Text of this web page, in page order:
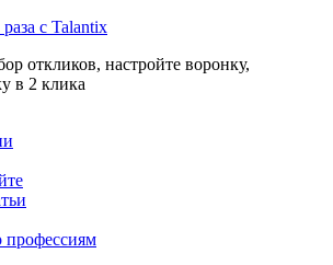
с Talantix
откликов, настройте воронку,
в 2 клика